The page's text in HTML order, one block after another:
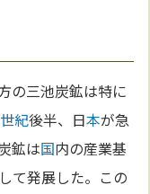
の三池炭鉱は特に
紀後半、日本が急
鉱は国内の産業基
て発展した。この